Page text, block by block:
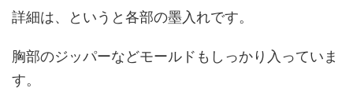
詳細は、というと各部の墨入れです。
胸部のジッパーなどモールドもしっかり入っていま
す。